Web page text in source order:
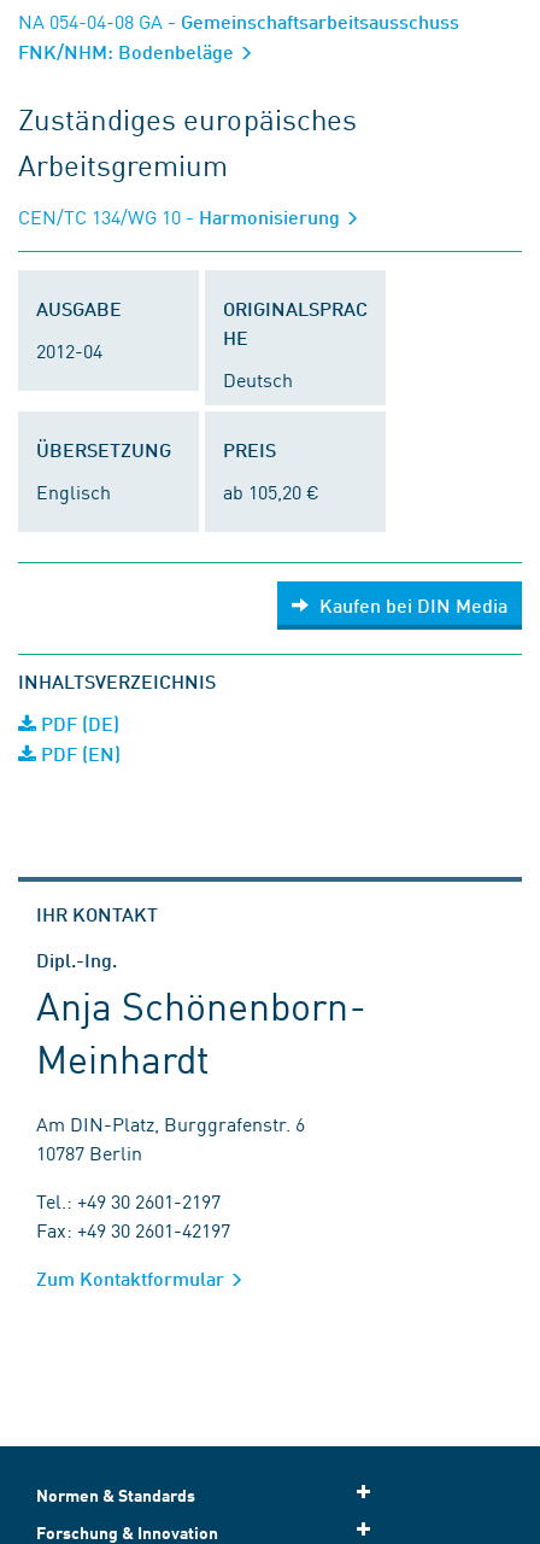
NA 054-04-08 GA - Gemeinschaftsarbeitsausschuss
FNK/NHM: Bodenbeläge
Zuständiges europäisches
Arbeitsgremium
CEN/TC 134/WG 10 - Harmonisierung
AUSGABE
2012-04
ORIGINALSPRAC
HE
Deutsch
ÜBERSETZUNG
Englisch
PREIS
ab 105,20 €
Kaufen bei DIN Media
INHALTSVERZEICHNIS
PDF (DE)
PDF (EN)
IHR KONTAKT
Dipl.-Ing.
Anja Schönenborn-
Meinhardt
Am DIN-Platz, Burggrafenstr. 6
10787 Berlin
Tel.: +49 30 2601-2197
Fax: +49 30 2601-42197
Zum Kontaktformular
Normen & Standards
Forschung & Innovation